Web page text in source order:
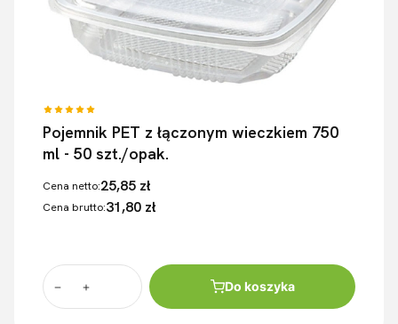
Pojemnik PET z łączonym wieczkiem 750
ml - 50 szt./opak.
Cena netto:25,85 zł
Cena brutto:31,80 zł
Do koszyka